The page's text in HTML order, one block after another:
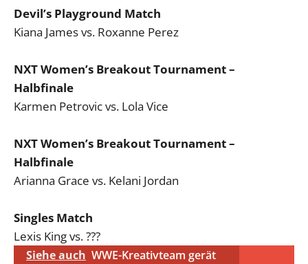
Devil’s Playground Match
Kiana James vs. Roxanne Perez
NXT Women’s Breakout Tournament –
Halbfinale
Karmen Petrovic vs. Lola Vice
NXT Women’s Breakout Tournament –
Halbfinale
Arianna Grace vs. Kelani Jordan
Singles Match
Lexis King vs. ???
Siehe auch WWE-Kreativteam gerät